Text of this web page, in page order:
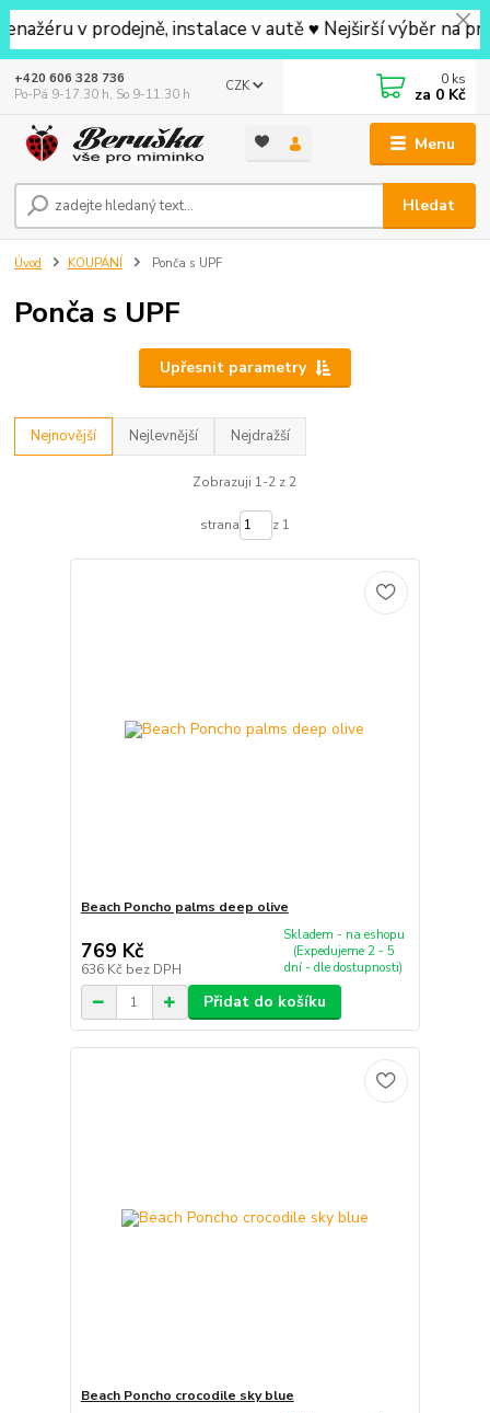
v prodejně, instalace v autě ♥ Nejširší výběr na
Menu
CZK
Hledat
+420 606 328 736
Po-Pá 9-17.30 h, So 9-11.30 h
0 ks
za 0 Kč
Úvod KOUPÁNÍ Ponča s UPF
Ponča s UPF
Upřesnit parametry
Nejnovější Nejlevnější Nejdražší
Zobrazuji 1-2 z 2
strana z 1
Beach Poncho palms deep olive
769 Kč
636 Kč bez DPH
Skladem - na eshopu
(Expedujeme 2 - 5
dní - dle dostupnosti)
Přidat do košíku
Beach Poncho crocodile sky blue